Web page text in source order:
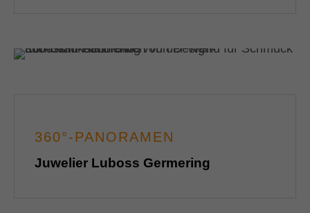
360°-PANORAMEN
Juwelier Luboss Germering